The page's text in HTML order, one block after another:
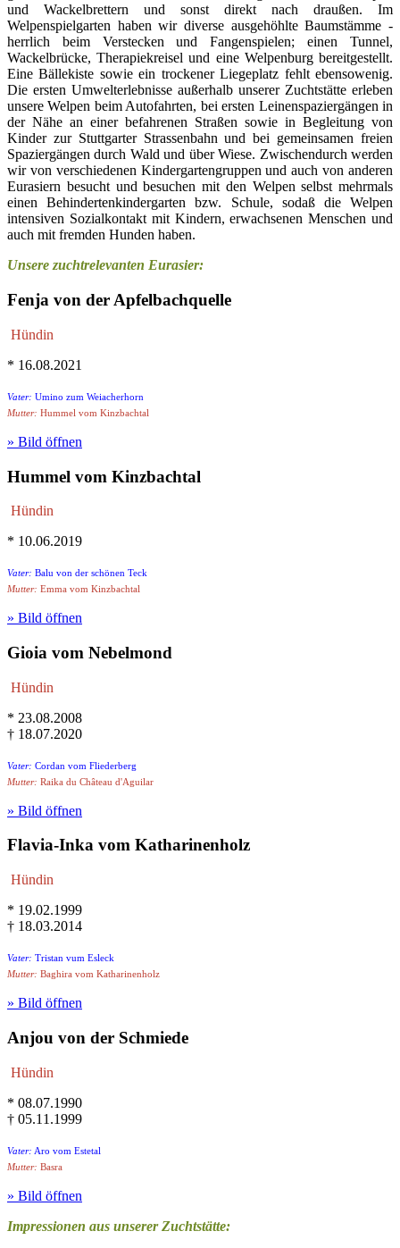
und Wackelbrettern und sonst direkt nach draußen. Im
Welpenspielgarten haben wir diverse ausgehöhlte Baumstämme -
herrlich beim Verstecken und Fangenspielen; einen Tunnel,
Wackelbrücke, Therapiekreisel und eine Welpenburg bereitgestellt.
Eine Bällekiste sowie ein trockener Liegeplatz fehlt ebensowenig.
Die ersten Umwelterlebnisse außerhalb unserer Zuchtstätte erleben
unsere Welpen beim Autofahrten, bei ersten Leinenspaziergängen in
der Nähe an einer befahrenen Straßen sowie in Begleitung von
Kinder zur Stuttgarter Strassenbahn und bei gemeinsamen freien
Spaziergängen durch Wald und über Wiese. Zwischendurch werden
wir von verschiedenen Kindergartengruppen und auch von anderen
Eurasiern besucht und besuchen mit den Welpen selbst mehrmals
einen Behindertenkindergarten bzw. Schule, sodaß die Welpen
intensiven Sozialkontakt mit Kindern, erwachsenen Menschen und
auch mit fremden Hunden haben.
Unsere zuchtrelevanten Eurasier:
Fenja von der Apfelbachquelle
Hündin
* 16.08.2021
Vater: Umino zum Weiacherhorn
Mutter: Hummel vom Kinzbachtal
» Bild öffnen
Hummel vom Kinzbachtal
Hündin
* 10.06.2019
Vater: Balu von der schönen Teck
Mutter: Emma vom Kinzbachtal
» Bild öffnen
Gioia vom Nebelmond
Hündin
* 23.08.2008
† 18.07.2020
Vater: Cordan vom Fliederberg
Mutter: Raika du Château d'Aguilar
» Bild öffnen
Flavia-Inka vom Katharinenholz
Hündin
* 19.02.1999
† 18.03.2014
Vater: Tristan vum Esleck
Mutter: Baghira vom Katharinenholz
» Bild öffnen
Anjou von der Schmiede
Hündin
* 08.07.1990
† 05.11.1999
Vater: Aro vom Estetal
Mutter: Basra
» Bild öffnen
Impressionen aus unserer Zuchtstätte: